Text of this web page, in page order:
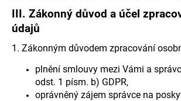
III. Zákonný důvod a účel
údajů
1. Zákonným důvodem zpracování
plnění smlouvy mezi Vámi a
odst. 1 písm. b) GDPR,
oprávněný zájem správce na
e
m
e